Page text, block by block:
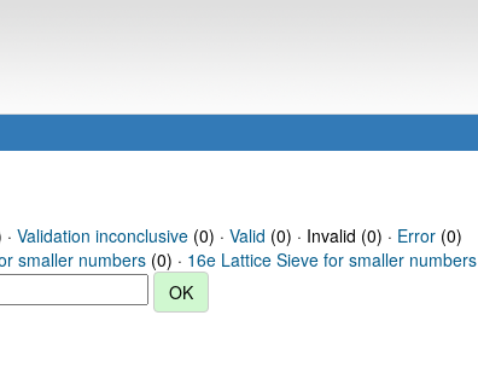
Validation inconclusive(0) · Valid (0) · Invalid (0) · Error(0)
smaller numbers (0) · 16e Lattice Sieve for smaller numbers